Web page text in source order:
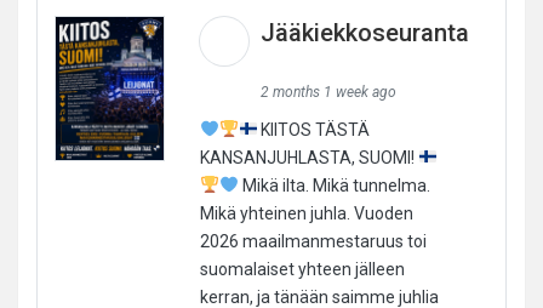
Jääkiekkoseuranta
2 months 1 week ago
KIITOS TÄSTÄ
KANSANJUHLASTA, SUOMI!
Mikä ilta. Mikä tunnelma.
Mikä yhteinen juhla. Vuoden
2026 maailmanmestaruus toi
suomalaiset yhteen jälleen
kerran, ja tänään saimme juhlia